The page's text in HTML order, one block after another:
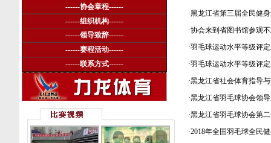
------协会章程------
------组织机构------
------领导致辞------
------赛程活动------
------联系方式------
·黑龙江省第三届全民健
·协会来到省图书馆参观
·羽毛球运动水平等级评
·羽毛球运动水平等级评
·黑龙江省社会体育指导
·黑龙江省羽毛球协会领
·黑龙江省羽毛球协会第
·2018年全国羽毛球全民